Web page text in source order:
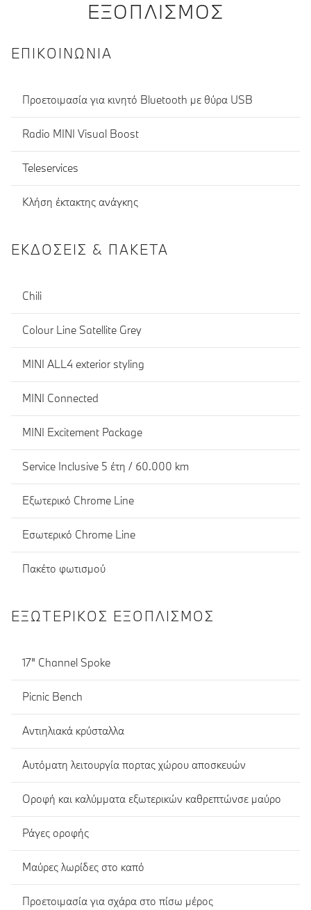
ΕΞΟΠΛΙΣΜΌΣ
ΕΠΙΚΟΙΝΩΝΊΑ
Προετοιμασία για κινητό Bluetooth με θύρα USB
Radio MINI Visual Boost
Teleservices
Κλήση έκτακτης ανάγκης
ΕΚΔΌΣΕΙΣ & ΠΑΚΈΤΑ
Chili
Colour Line Satellite Grey
MINI ALL4 exterior styling
MINI Connected
MINI Excitement Package
Service Inclusive 5 έτη / 60.000 km
Εξωτερικό Chrome Line
Εσωτερικό Chrome Line
Πακέτο φωτισμού
ΕΞΩΤΕΡΙΚΌΣ ΕΞΟΠΛΙΣΜΌΣ
17" Channel Spoke
Picnic Bench
Αντιηλιακά κρύσταλλα
Αυτόματη λειτουργία πορτας χώρου αποσκευών
Οροφή και καλύμματα εξωτερικών καθρεπτώνσε μαύρο
Ράγες οροφής
Μαύρες λωρίδες στο καπό
Προετοιμασία για σχάρα στο πίσω μέρος